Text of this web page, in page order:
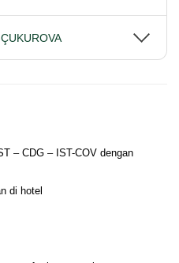
– CDG – IST-COV dengan
di hotel